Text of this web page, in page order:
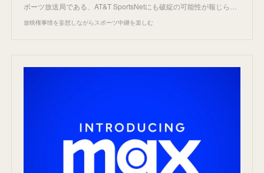
ポーツ放送局である、AT&T SportsNetにも破綻の可能性が報じら…
放映権事情を妄想しながらスポーツ中継を楽しむ